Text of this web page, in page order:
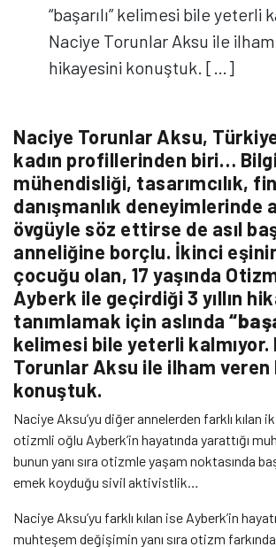
“başarılı” kelimesi bile yeterli
Naciye Torunlar Aksu ile
hikayesini konuştuk. […]
Naciye Torunlar Aksu,
kadın profillerinden biri…
mühendisliği, tasarımcılık,
danışmanlık deneyimlerinde
övgüyle söz ettirse de asıl
anneliğine borçlu. İkinci
çocuğu olan, 17 yaşında
Ayberk ile geçirdiği 3 yıllın
tanımlamak için aslında
kelimesi bile yeterli kalmıyor.
Torunlar Aksu ile ilham
konuştuk.
Naciye Aksu’yu diğer annelerden farklı kılan
otizmli oğlu Ayberk’in hayatında yarattığı
bunun yanı sıra otizmle yaşam noktasında
emek koyduğu sivil aktivistlik…
Naciye Aksu’yu farklı kılan ise Ayberk’in
muhteşem değişimin yanı sıra otizm